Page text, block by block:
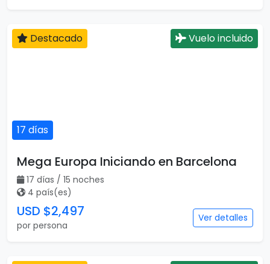
17 días
Destacado Vuelo incluido
Mega Europa Iniciando en Barcelona
17 días / 15 noches
4 país(es)
USD $2,497
por persona
Ver detalles